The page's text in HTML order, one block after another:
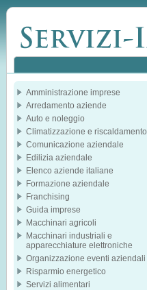
Amministrazione imprese
Arredamento aziende
Auto e noleggio
Climatizzazione e riscaldamento
Comunicazione aziendale
Edilizia aziendale
Elenco aziende italiane
Formazione aziendale
Franchising
Guida imprese
Macchinari agricoli
Macchinari industriali e
apparecchiature elettroniche
Organizzazione eventi aziendali
Risparmio energetico
Servizi alimentari